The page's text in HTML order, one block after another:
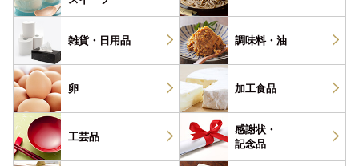
雑貨・ 日用品 調味料・ 油
卵 加工食品
工芸品
感謝状・
記念品